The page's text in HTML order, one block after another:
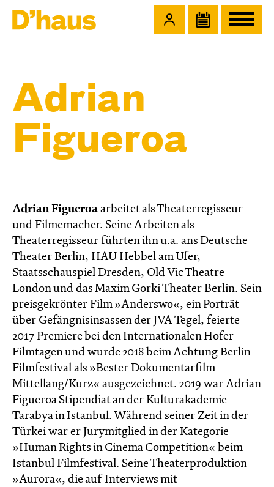
Adrian
Figueroa
Adrian Figueroa arbeitet als Theaterregisseur
und Filmemacher. Seine Arbeiten als
Theaterregisseur führten ihn u.a. ans Deutsche
Theater Berlin, HAU Hebbel am Ufer,
Staatsschauspiel Dresden, Old Vic Theatre
London und das Maxim Gorki Theater Berlin. Sein
preisgekrönter Film »Anderswo«, ein Porträt
über Gefängnisinsassen der JVA Tegel, feierte
2017 Premiere bei den Internationalen Hofer
Filmtagen und wurde 2018 beim Achtung Berlin
Filmfestival als »Bester Dokumentarfilm
Mittellang/Kurz« ausgezeichnet. 2019 war Adrian
Figueroa Stipendiat an der Kulturakademie
Tarabya in Istanbul. Während seiner Zeit in der
Türkei war er Jurymitglied in der Kategorie
»Human Rights in Cinema Competition« beim
Istanbul Filmfestival. Seine Theaterproduktion
»Aurora«, die auf Interviews mit